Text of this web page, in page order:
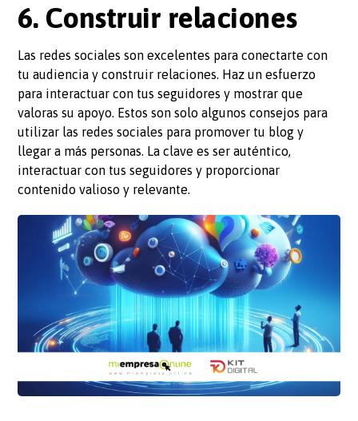
6. Construir relaciones
Las redes sociales son excelentes para conectarte con
tu audiencia y construir relaciones. Haz un esfuerzo
para interactuar con tus seguidores y mostrar que
valoras su apoyo. Estos son solo algunos consejos para
utilizar las redes sociales para promover tu blog y
llegar a más personas. La clave es ser auténtico,
interactuar con tus seguidores y proporcionar
contenido valioso y relevante.